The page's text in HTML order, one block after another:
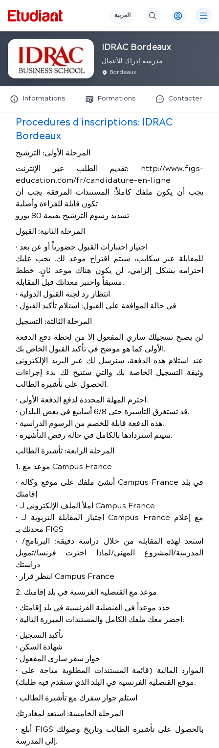
العربية
IDRAC Bordeaux
مدرسة إدراك للأعمال
Bordeaux
Informations Formations Contacter
Procedures d'inscriptions: IDRAC
Bordeaux
المرحلة الأولى: الترشيح
تقديم الطلب عبر الإنترنت: http://www.figs-
education.com/fr/candidature-en-ligne
يجب أن يكون ملفك كاملاً: المستندات المرفقة يجب أن
تكون قابلة للقراءة وأصلية
تسديد رسوم الترشيح بقيمة 80 يورو
المرحلة الثانية: القبول
• اجتياز اختبارات القبول حضورياً أو عن بعد
للمقابلة عبر سكايب، سيتم اقتراح موعد لك. يجب عليك
احترامه بشكل إلزامي، لن يكون هناك موعد ثانٍ. خطط
مسبقاً واختبر معداتك قبل المقابلة.
• انتظار رد لجنة القبول الدولية
• في حالة الموافقة على القبول: استلام تأكيد القبول
المرحلة الثالثة: التسجيل
لن يصبح تسجيلك ساري المفعول إلا من لحظة دفع الدفعة
الأولى كما هو موضح في تأكيد القبول الخاص بك.
عند استلام هذه الدفعة، سنرسل لك عبر البريد الإلكتروني
وثيقة التسجيل الخاصة بك والتي ستتيح لك بدء إجراءات
الحصول على تأشيرة الطالب.
• احترم المهلة المحددة لدفع الدفعة الأولى.
• قد تستغرق التأشيرة حتى 6/8 أسابيع في بعض البلدان.
• هذه الدفعة قابلة للخصم من الرسوم الدراسية.
• سيتم استردادها بالكامل في حالة رفض التأشيرة.
المرحلة الرابعة: تأشيرة الطالب
1. موعد مع Campus France
• أنشئ ملفك على موقع وكالة Campus France في بلد
إقامتك
• املأ الملف الإلكتروني لـ Campus France
• اجتياز المقابلة التربوية لـ Campus France مع إعلام
محدثك بـ FIGS
• استعد لهذه المقابلة من خلال دراسة دقيقة: البرنامج/
المدرسة/المشروع المهني/لماذا اخترت فرنسا/تمويل
دراستك
• انتظر قرار Campus France
2. موعد مع القنصلية الفرنسية في بلد إقامتك
• حدد موعداً في القنصلية الفرنسية في بلد إقامتك
• احضر معك ملفك الكامل والمستندات المبررة التالية:
• تأكيد التسجيل
• شهادة السكن
• جواز سفر ساري المفعول
• الموارد المالية (قائمة المستندات المطلوبة متاحة على
موقع القنصلية الفرنسية في البلد الذي ستقدم فيه طلبك).
• استلم جواز سفرك مع تأشيرة الطالب
المرحلة الخامسة: استعد لمغادرتك
• أبلغ FIGS بالحصول على تأشيرة الطالب وتاريخ وصولك
إلى المدرسة.